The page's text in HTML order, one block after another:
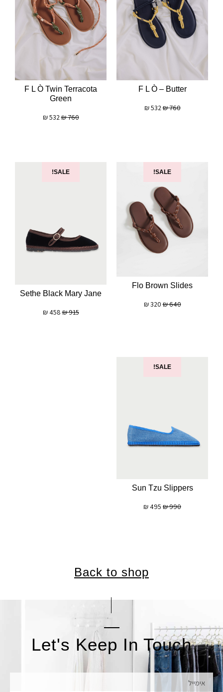
F L Ò – Butter
760
₪
532
₪
F L Ò Twin Terracota
Green
760
₪
532
₪
SALE!
Flo Brown Slides
640
₪
320
₪
SALE!
Sethe Black Mary Jane
915
₪
458
₪
SALE!
Sun Tzu Slippers
990
₪
495
₪
Back to shop
Let's Keep In Touch
אימייל